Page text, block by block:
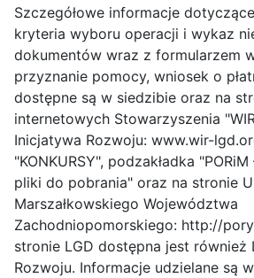
Szczegółowe informacje
kryteria wyboru operacji i wykaz
dokumentów wraz z formularzem
przyznanie pomocy, wniosek o
dostępne są w siedzibie oraz na
internetowych Stowarzyszenia
Inicjatywa Rozwoju: www.wir-
"KONKURSY", podzakładka
pliki do pobrania" oraz na stronie
Marszałkowskiego Województwa
Zachodniopomorskiego: http://
stronie LGD dostępna jest również
Rozwoju. Informacje udzielane są